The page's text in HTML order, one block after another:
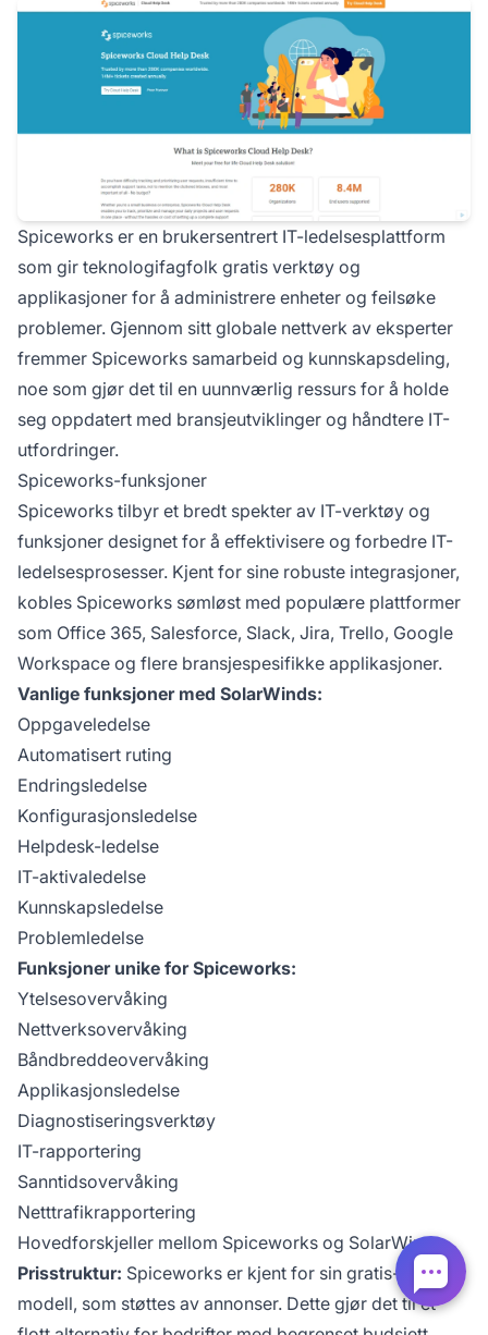
Spiceworks er en brukersentrert IT-ledelsesplattform
som gir teknologifagfolk gratis verktøy og
applikasjoner for å administrere enheter og feilsøke
problemer. Gjennom sitt globale nettverk av eksperter
fremmer Spiceworks samarbeid og kunnskapsdeling,
noe som gjør det til en uunnværlig ressurs for å holde
seg oppdatert med bransjeutviklinger og håndtere IT-
utfordringer.
Spiceworks-funksjoner
Spiceworks tilbyr et bredt spekter av IT-verktøy og
funksjoner designet for å effektivisere og forbedre IT-
ledelsesprosesser. Kjent for sine robuste integrasjoner,
kobles Spiceworks sømløst med populære plattformer
som Office 365, Salesforce, Slack, Jira, Trello, Google
Workspace og flere bransjespesifikke applikasjoner.
Vanlige funksjoner med SolarWinds:
Oppgaveledelse
Automatisert ruting
Endringsledelse
Konfigurasjonsledelse
Helpdesk-ledelse
IT-aktivaledelse
Kunnskapsledelse
Problemledelse
Funksjoner unike for Spiceworks:
Ytelsesovervåking
Nettverksovervåking
Båndbreddeovervåking
Applikasjonsledelse
Diagnostiseringsverktøy
IT-rapportering
Sanntidsovervåking
Netttrafikrapportering
Hovedforskjeller mellom Spiceworks og SolarWinds
Prisstruktur: Spiceworks er kjent for sin gratis-til-bruk-
modell, som støttes av annonser. Dette gjør det til et